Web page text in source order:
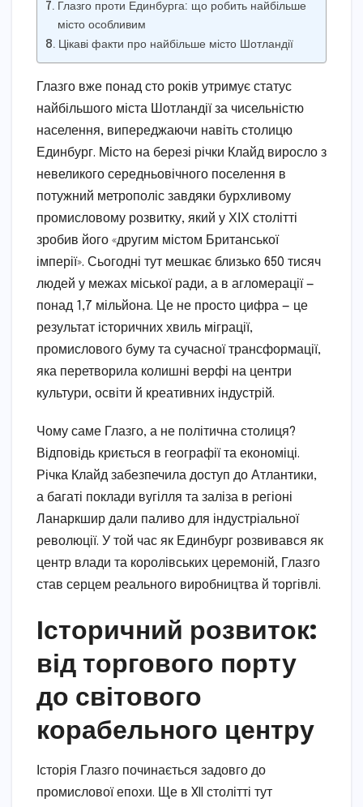
Глазго проти Единбурга: що робить найбільше
місто особливим
Цікаві факти про найбільше місто Шотландії
Глазго вже понад сто років утримує статус
найбільшого міста Шотландії за чисельністю
населення, випереджаючи навіть столицю
Единбург. Місто на березі річки Клайд виросло з
невеликого середньовічного поселення в
потужний метрополіс завдяки бурхливому
промисловому розвитку, який у ХІХ столітті
зробив його «другим містом Британської
імперії». Сьогодні тут мешкає близько 650 тисяч
людей у межах міської ради, а в агломерації —
понад 1,7 мільйона. Це не просто цифра — це
результат історичних хвиль міграції,
промислового буму та сучасної трансформації,
яка перетворила колишні верфі на центри
культури, освіти й креативних індустрій.
Чому саме Глазго, а не політична столиця?
Відповідь криється в географії та економіці.
Річка Клайд забезпечила доступ до Атлантики,
а багаті поклади вугілля та заліза в регіоні
Ланаркшир дали паливо для індустріальної
революції. У той час як Единбург розвивався як
центр влади та королівських церемоній, Глазго
став серцем реального виробництва й торгівлі.
Історичний розвиток:
від торгового порту
до світового
корабельного центру
Історія Глазго починається задовго до
промислової епохи. Ще в XII столітті тут